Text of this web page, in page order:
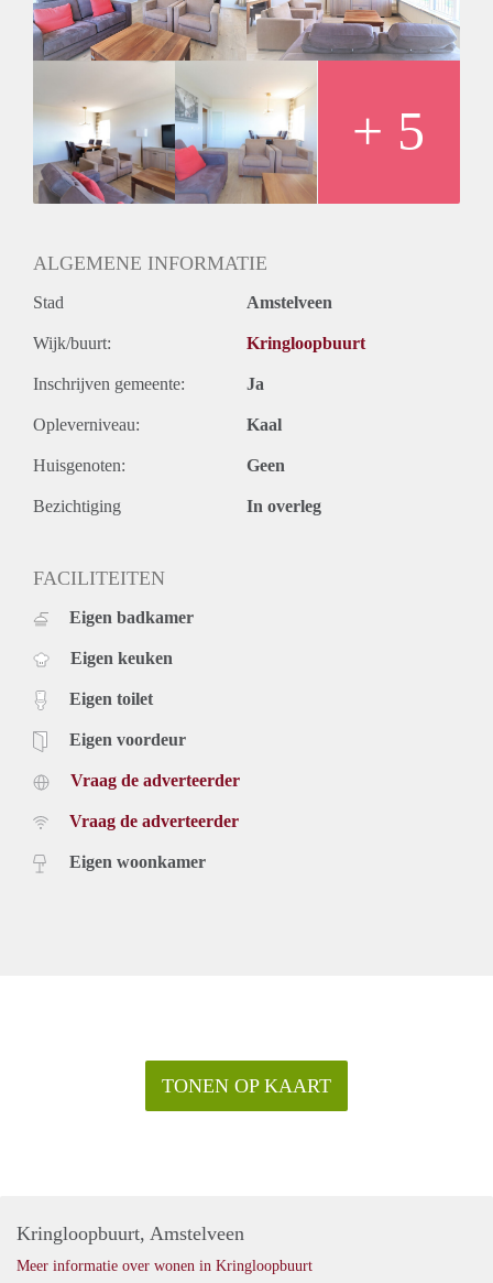
- Fully furnished
- Fully equipped kitchen
- 2 bedrooms
- Free parking in front of the building
- 13th floor reachable by elevator
- Registration possible
- Bathroom with shower and sink
- Seperate toilet
Rental price € 1450,- excluding utilities
+ 5
ALGEMENE INFORMATIE
Stad Amstelveen
Wijk/buurt: Kringloopbuurt
Inschrijven gemeente: Ja
Opleverniveau: Kaal
Huisgenoten: Geen
Bezichtiging In overleg
FACILITEITEN
Eigen badkamer
Eigen keuken
Eigen toilet
Eigen voordeur
Vraag de adverteerder
Vraag de adverteerder
Eigen woonkamer
TONEN OP KAART
Kringloopbuurt, Amstelveen
Meer informatie over wonen in Kringloopbuurt